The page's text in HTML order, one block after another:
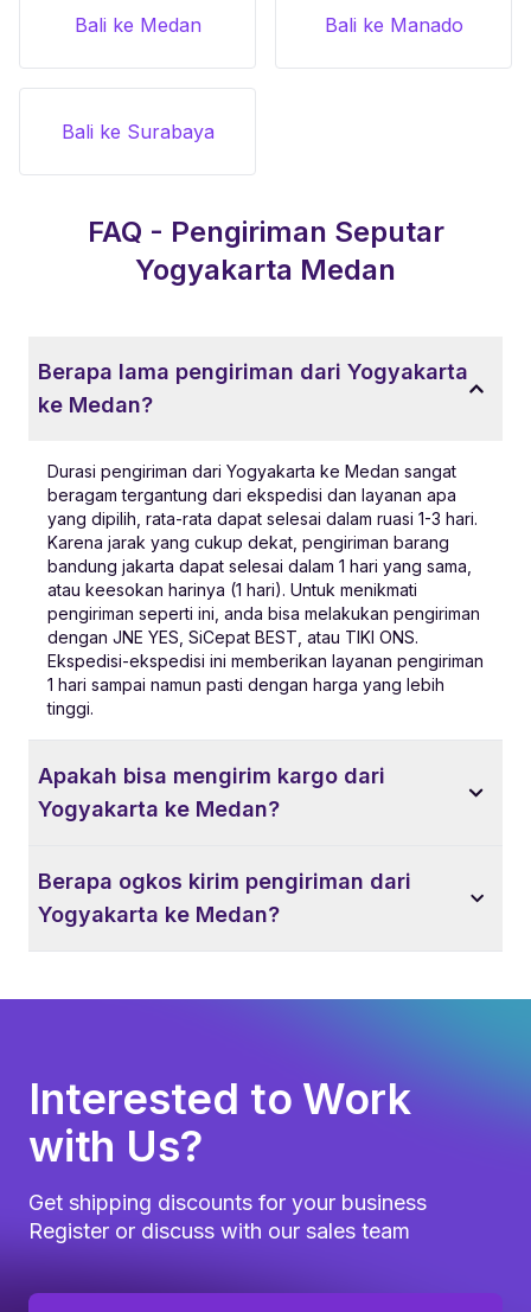
Bali ke Medan Bali ke Manado
Bali ke Surabaya
FAQ - Pengiriman Seputar
Yogyakarta Medan
Berapa lama pengiriman dari Yogyakarta
ke Medan?
Durasi pengiriman dari Yogyakarta ke Medan sangat
beragam tergantung dari ekspedisi dan layanan apa
yang dipilih, rata-rata dapat selesai dalam ruasi 1-3 hari.
Karena jarak yang cukup dekat, pengiriman barang
bandung jakarta dapat selesai dalam 1 hari yang sama,
atau keesokan harinya (1 hari). Untuk menikmati
pengiriman seperti ini, anda bisa melakukan pengiriman
dengan JNE YES, SiCepat BEST, atau TIKI ONS.
Ekspedisi-ekspedisi ini memberikan layanan pengiriman
1 hari sampai namun pasti dengan harga yang lebih
tinggi.
Apakah bisa mengirim kargo dari
Yogyakarta ke Medan?
Berapa ogkos kirim pengiriman dari
Yogyakarta ke Medan?
Interested to Work
with Us?
Get shipping discounts for your business
Register or discuss with our sales team